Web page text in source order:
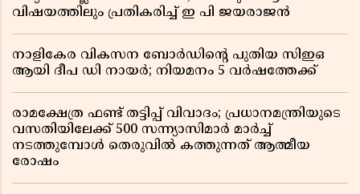
വിഷയത്തിലും പ്രതികരിച്ച് ഇ പി ജയരാജൻ
നാളികേര വികസന ബോർഡിൻ്റെ പുതിയ സിഇഒ
ആയി ദീപ ഡി നായർ; നിയമനം 5 വർഷത്തേക്ക് ​​​​​​​
രാമക്ഷേത്ര ഫണ്ട് തട്ടിപ്പ് വിവാദം; പ്രധാനമന്ത്രിയുടെ
വസതിയിലേക്ക് 500 സന്ന്യാസിമാർ മാർച്ച്
നടത്തുമ്പോൾ തെരുവിൽ കത്തുന്നത് ആത്മീയ
രോഷം